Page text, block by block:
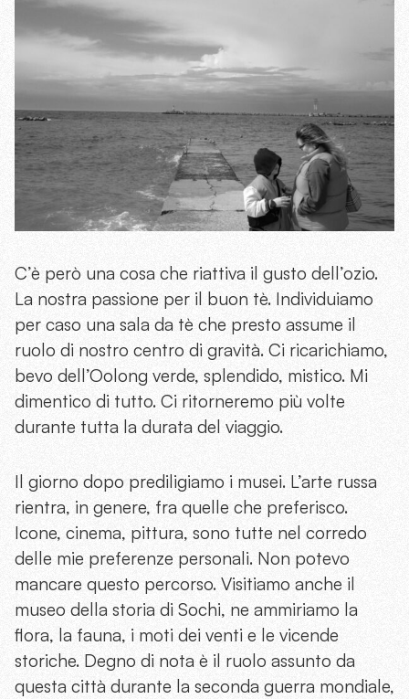
C’è però una cosa che riattiva il gusto dell’ozio.
La nostra passione per il buon tè. Individuiamo
per caso una sala da tè che presto assume il
ruolo di nostro centro di gravità. Ci ricarichiamo,
bevo dell’Oolong verde, splendido, mistico. Mi
dimentico di tutto. Ci ritorneremo più volte
durante tutta la durata del viaggio.
Il giorno dopo prediligiamo i musei. L’arte russa
rientra, in genere, fra quelle che preferisco.
Icone, cinema, pittura, sono tutte nel corredo
delle mie preferenze personali. Non potevo
mancare questo percorso. Visitiamo anche il
museo della storia di Sochi, ne ammiriamo la
flora, la fauna, i moti dei venti e le vicende
storiche. Degno di nota è il ruolo assunto da
questa città durante la seconda guerra mondiale,